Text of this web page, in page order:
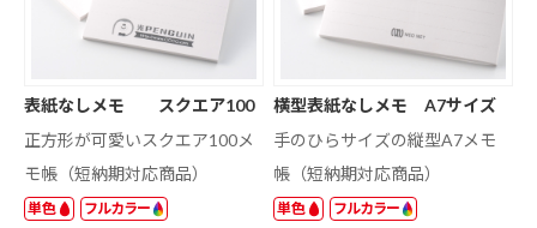
表紙なしメモ スクエア100
正方形が可愛いスクエア100メ
モ帳（短納期対応商品）
単色 フルカラー
横型表紙なしメモ A7サイズ
手のひらサイズの縦型A7メモ
帳（短納期対応商品）
単色 フルカラー